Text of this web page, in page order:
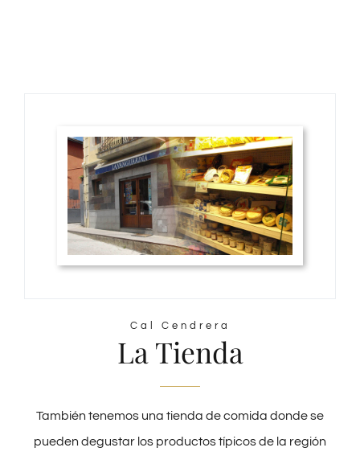
Cal Cendrera
La Tienda
También tenemos una tienda de comida donde se
pueden degustar los productos típicos de la región